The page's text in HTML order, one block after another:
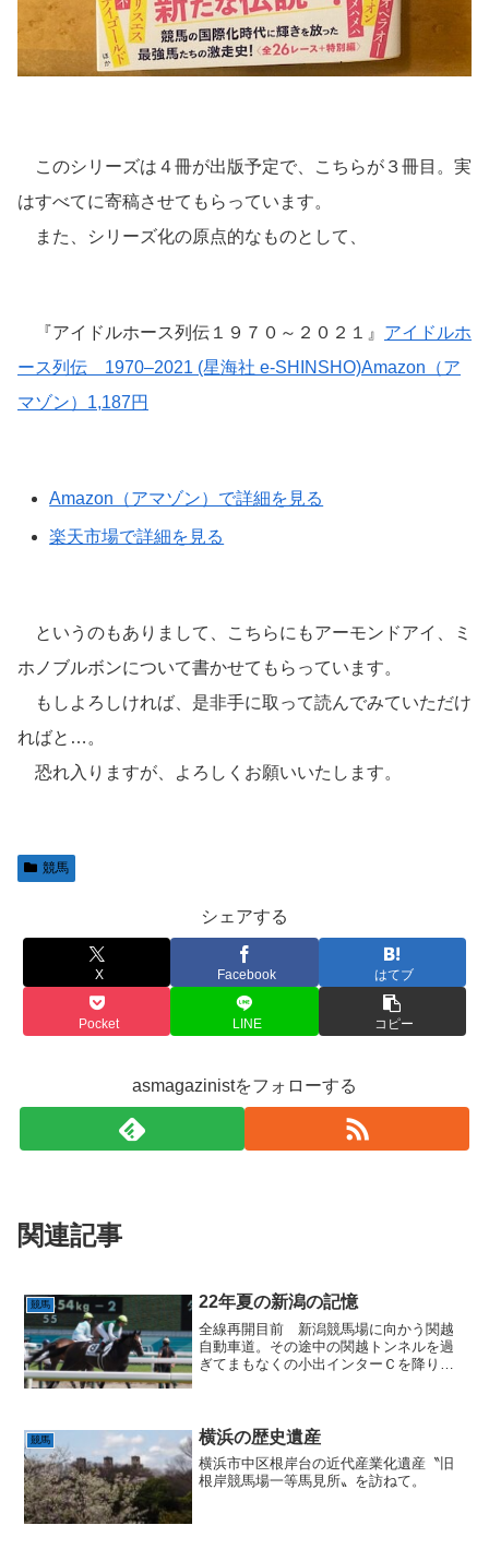
このシリーズは４冊が出版予定で、こちらが３冊目。実
はすべてに寄稿させてもらっています。
また、シリーズ化の原点的なものとして、
『アイドルホース列伝１９７０～２０２１』 アイドルホ
ース列伝 1970–2021 (星海社 e-SHINSHO)Amazon（ア
マゾン）1,187円
Amazon（アマゾン）で詳細を見る
楽天市場で詳細を見る
というのもありまして、こちらにもアーモンドアイ、ミ
ホノブルボンについて書かせてもらっています。
もしよろしければ、是非手に取って読んでみていただけ
ればと…。
恐れ入りますが、よろしくお願いいたします。
競馬
シェアする
X Facebook はてブ
Pocket LINE コピー
asmagazinistをフォローする
関連記事
競馬 22年夏の新潟の記憶
全線再開目前 新潟競馬場に向かう関越
自動車道。その途中の関越トンネルを過
ぎてまもなくの小出インターＣを降りて
ームです。 〝現在の〟...
競馬 横浜の歴史遺産
横浜市中区根岸台の近代産業化遺産〝旧
根岸競馬場一等馬見所〟を訪ねて。